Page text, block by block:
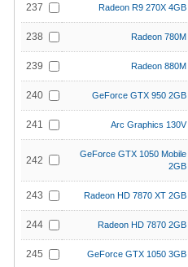
237 Radeon R9 270X 4GB
238 Radeon 780M
239 Radeon 880M
240 GeForce GTX 950 2GB
241 Arc Graphics 130V
242
GeForce GTX 1050 Mobile
2GB
243 Radeon HD 7870 XT 2GB
244 Radeon HD 7870 2GB
245 GeForce GTX 1050 3GB